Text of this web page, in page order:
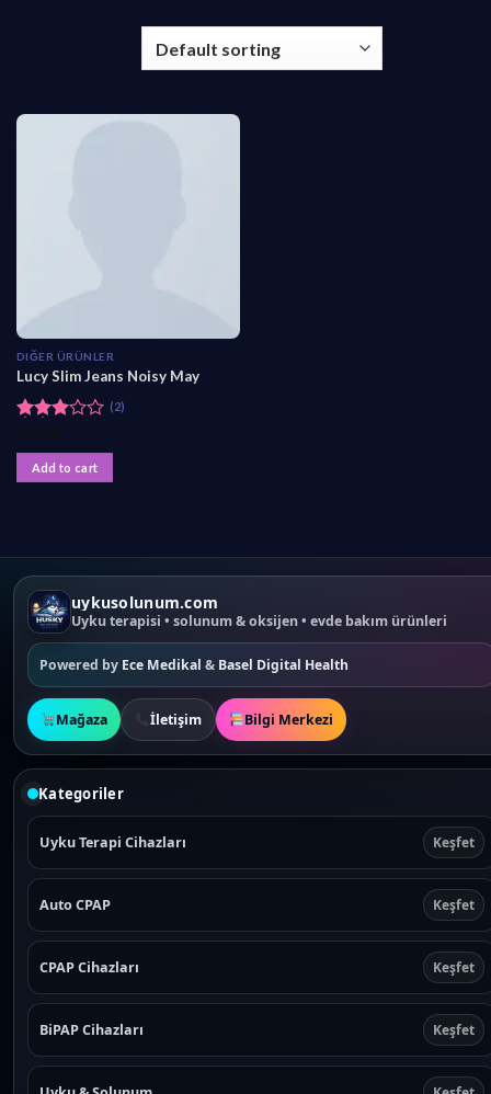
DIĞER ÜRÜNLER
Lucy Slim Jeans Noisy May
3.00
out of
5
(2)
Add to cart
uykusolunum.com
Uyku terapisi • solunum & oksijen • evde bakım ürünleri
Powered by Ece Medikal & Basel Digital Health
Mağaza İletişim Bilgi Merkezi
Kategoriler
Uyku Terapi Cihazları Keşfet
Auto CPAP Keşfet
CPAP Cihazları Keşfet
BiPAP Cihazları Keşfet